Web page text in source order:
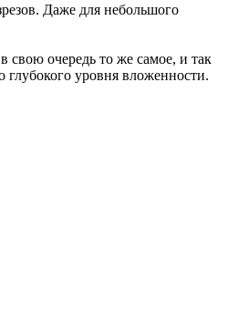
Даже для небольшого
свою очередь то же самое, и так
глубокого уровня вложенности.